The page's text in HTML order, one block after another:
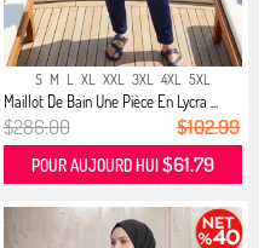
S M L XL XXL 3XL 4XL 5XL
Maillot De Bain Une Pièce En Lycra ...
$286.00 $102.99
POUR AUJOURD HUI $61.79